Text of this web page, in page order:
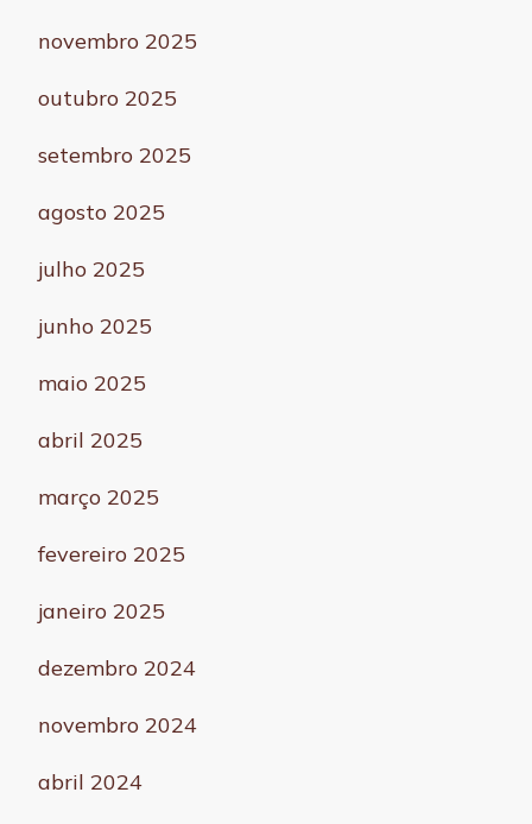
novembro 2025
outubro 2025
setembro 2025
agosto 2025
julho 2025
junho 2025
maio 2025
abril 2025
março 2025
fevereiro 2025
janeiro 2025
dezembro 2024
novembro 2024
abril 2024